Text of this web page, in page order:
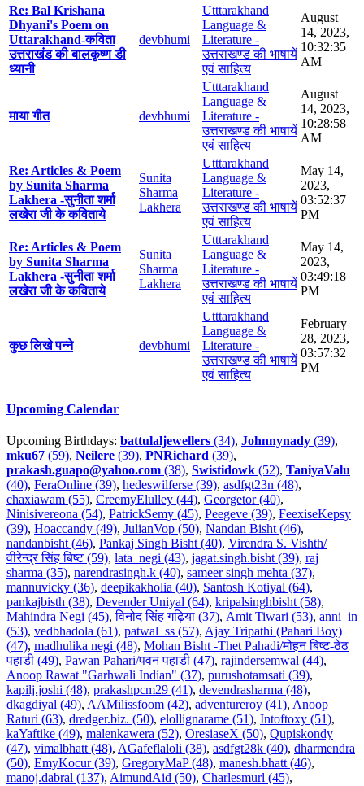
Re: Bal Krishana
Dhyani's Poem on
Uttarakhand-कविता
उत्तराखंड की बालकृष्ण डी
ध्यानी
devbhumi
Utttarakhand
Language &
Literature -
उत्तराखण्ड की भाषायें
एवं साहित्य
August
14, 2023,
10:32:35
AM
माया गीत devbhumi
Utttarakhand
Language &
Literature -
उत्तराखण्ड की भाषायें
एवं साहित्य
August
14, 2023,
10:28:58
AM
Re: Articles & Poem
by Sunita Sharma
Lakhera -सुनीता शर्मा
लखेरा जी के कविताये
Sunita
Sharma
Lakhera
Utttarakhand
Language &
Literature -
उत्तराखण्ड की भाषायें
एवं साहित्य
May 14,
2023,
03:52:37
PM
Re: Articles & Poem
by Sunita Sharma
Lakhera -सुनीता शर्मा
लखेरा जी के कविताये
Sunita
Sharma
Lakhera
Utttarakhand
Language &
Literature -
उत्तराखण्ड की भाषायें
एवं साहित्य
May 14,
2023,
03:49:18
PM
कुछ लिखे पन्ने devbhumi
Utttarakhand
Language &
Literature -
उत्तराखण्ड की भाषायें
एवं साहित्य
February
28, 2023,
03:57:32
PM
Upcoming Calendar
Upcoming Birthdays: battulaljewellers (34), Johnnynady (39),
mku67 (59), Neilere (39), PNRichard (39),
prakash.guapo@yahoo.com (38), Swistidowk (52), TaniyaValu
(40), FeraOnline (39), hedeswilferse (39), asdfgt23n (48),
chaxiawam (55), CreemyElulley (44), Georgetor (40),
Ninisivereona (54), PatrickSemy (45), Peegeve (39), FeexiseKepsy
(39), Hoaccandy (49), JulianVop (50), Nandan Bisht (46),
nandanbisht (46), Pankaj Singh Bisht (40), Virendra S. Vishth/
वीरेन्द्र सिंह बिष्ट (59), lata_negi (43), jagat.singh.bisht (39), raj
sharma (35), narendrasingh.k (40), sameer singh mehta (37),
mannuvicky (36), deepikakholia (40), Santosh Kotiyal (64),
pankajbisth (38), Devender Uniyal (64), kripalsinghbisht (58),
Mahindra Negi (45),विनोद सिंह गढ़िया (37), Amit Tiwari (53), anni_in
(53), vedbhadola (61), patwal_ss (57), Ajay Tripathi (Pahari Boy)
(47), madhulika negi (48), Mohan Bisht -Thet Pahadi/मोहन बिष्ट-ठेठ
पहाडी (49), Pawan Pahari/पवन पहाडी (47), rajindersemwal (44),
Anoop Rawat "Garhwali Indian" (37), purushotamsati (39),
kapilj.joshi (48), prakashpcm29 (41), devendrasharma (48),
dkagdiyal (49), AAMilissfoom (42), adventureroy (41), Anoop
Raturi (63), dredger.biz. (50), elollignarame (51), Intoftoxy (51),
kaYaftike (49), malenkawera (52), OresiaseX (50), Qupiskondy
(47), vimalbhatt (48), AGafeflaloli (38), asdfgt28k (40), dharmendra
(50), EmyKocur (39), GregoryMaP (48), manesh.bhatt (46),
manoj.dabral (137), AimundAid (50), Charlesmurl (45),